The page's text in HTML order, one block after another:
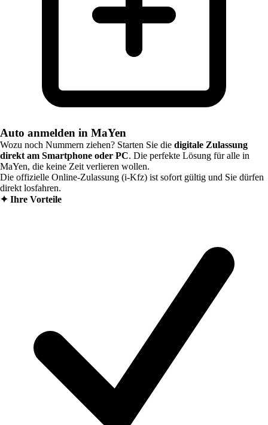
Auto anmelden in MaYen
Wozu noch Nummern ziehen? Starten Sie die digitale Zulassung
direkt am Smartphone oder PC. Die perfekte Lösung für alle in
MaYen, die keine Zeit verlieren wollen.
Die offizielle Online-Zulassung (i-Kfz) ist sofort gültig und Sie dürfen
direkt losfahren.
✦ Ihre Vorteile